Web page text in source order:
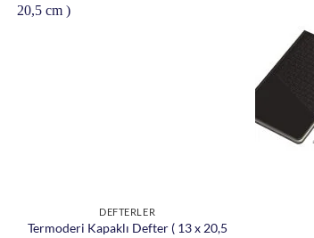
DEFTERLER
Termoderi Kapaklı Defter ( 13 x 20,5